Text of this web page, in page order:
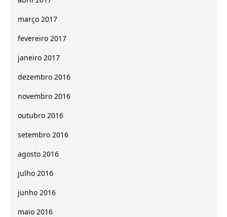
março 2017
fevereiro 2017
janeiro 2017
dezembro 2016
novembro 2016
outubro 2016
setembro 2016
agosto 2016
julho 2016
junho 2016
maio 2016